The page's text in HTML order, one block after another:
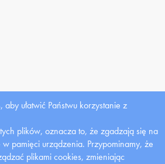
ułatwić Państwu korzystanie z
plików, oznacza to, że zgadzają się na
pamięci urządzenia. Przypominamy, że
plikami cookies, zmieniając